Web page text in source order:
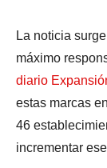
La noticia
máximo
diario
estas marcas
46
incrementar